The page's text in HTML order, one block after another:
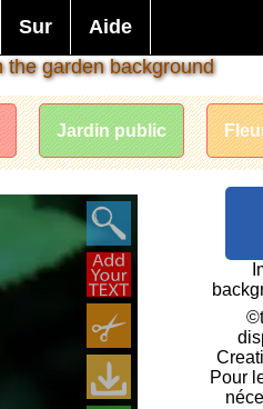
Sur
Aide
the garden background
Jardin public
Pour